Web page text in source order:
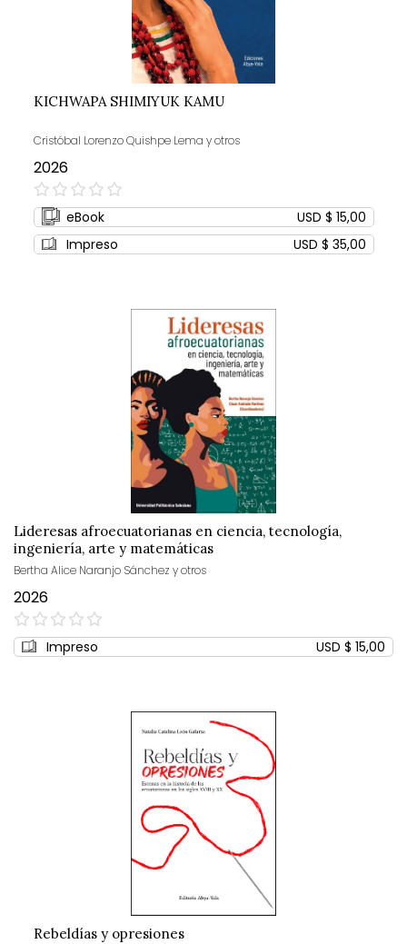
KICHWAPA SHIMIYUK KAMU
Cristóbal Lorenzo Quishpe Lema y otros
2026
0%
eBook
USD $ 15,00
Impreso
USD $ 35,00
Lideresas afroecuatorianas en ciencia, tecnología,
ingeniería, arte y matemáticas
Bertha Alice Naranjo Sánchez y otros
2026
0%
Impreso USD $ 15,00
Rebeldías y opresiones